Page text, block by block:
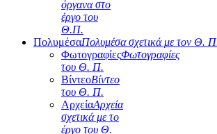
όργανα στο
έργο του
Θ.Π.
ΠολυμέσαΠολυμέσα σχετικά με τον Θ.
ΦωτογραφίεςΦωτογραφίες
του Θ. Π.
ΒίντεοΒίντεο
του Θ. Π.
ΑρχείαΑρχεία
σχετικά με το
έργο του Θ.